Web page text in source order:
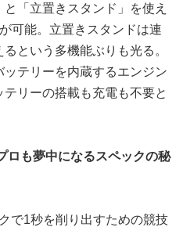
「立置きスタンド」を使え
可能。立置きスタンドは連
という多機能ぶりも光る。
テリーを内蔵するエンジン
リーの搭載も充電も不要と
ロも夢中になるスペックの秘
で1秒を削り出すための競技